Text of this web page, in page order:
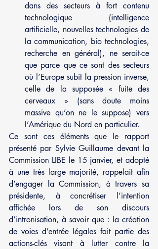
dans des secteurs à fort contenu
technologique (intelligence
artificielle, nouvelles technologies de
la communication, bio technologies,
recherche en général), ne serait-ce
que parce que ce sont des secteurs
où l’Europe subit la pression inverse,
celle de la supposée « fuite des
cerveaux » (sans doute moins
massive qu’on ne le suppose) vers
l’Amérique du Nord en particulier.
Ce sont ces éléments que le rapport
présenté par Sylvie Guillaume devant la
Commission LIBE le 15 janvier, et adopté
à une très large majorité, rappelait afin
d’engager la Commission, à travers sa
présidente, à concrétiser l’intention
affichée lors de son discours
d’intronisation, à savoir que : la création
de voies d’entrée légales fait partie des
actions-clés visant à lutter contre la